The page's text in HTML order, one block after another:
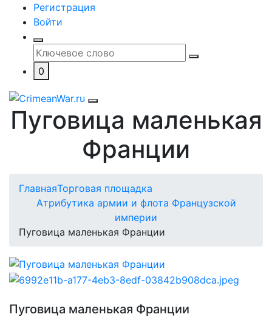
Регистрация
Войти
0
Пуговица маленькая
Франции
ГлавнаяТорговая площадка
Атрибутика армии и флота Французской
империи
Пуговица маленькая Франции
Пуговица маленькая Франции